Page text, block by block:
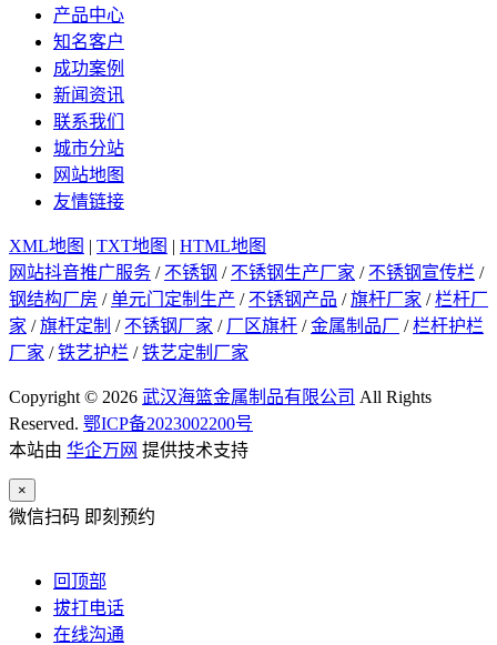
产品中心
知名客户
成功案例
新闻资讯
联系我们
城市分站
网站地图
友情链接
XML地图 | TXT地图 | HTML地图
网站抖音推广服务 / 不锈钢 / 不锈钢生产厂家 / 不锈钢宣传栏 /
钢结构厂房 /单元门定制生产 / 不锈钢产品 /旗杆厂家 /栏杆厂
家 /旗杆定制 / 不锈钢厂家 / 厂区旗杆 /金属制品厂 /栏杆护栏
厂家 /铁艺护栏 /铁艺定制厂家
Copyright © 2026 武汉海篮金属制品有限公司 All Rights
Reserved. 鄂ICP备2023002200号
本站由 华企万网 提供技术支持
×
微信扫码 即刻预约
回顶部
拔打电话
在线沟通